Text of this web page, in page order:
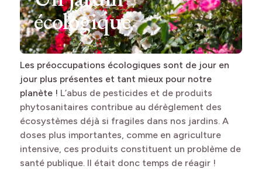
écologique
Les préoccupations écologiques sont de jour en
jour plus présentes et tant mieux pour notre
planète ! L’abus de pesticides et de produits
phytosanitaires contribue au dérèglement des
écosystèmes déjà si fragiles dans nos jardins. A
doses plus importantes, comme en agriculture
intensive, ces produits constituent un problème de
santé publique. Il était donc temps de réagir !